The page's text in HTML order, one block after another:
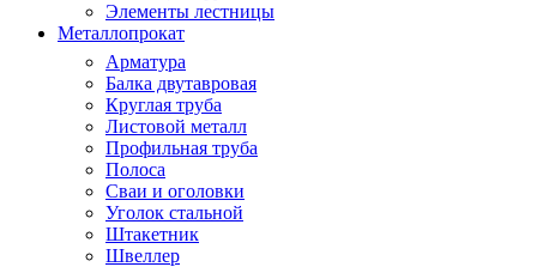
Элементы лестницы
Металлопрокат
Арматура
Балка двутавровая
Круглая труба
Листовой металл
Профильная труба
Полоса
Сваи и оголовки
Уголок стальной
Штакетник
Швеллер